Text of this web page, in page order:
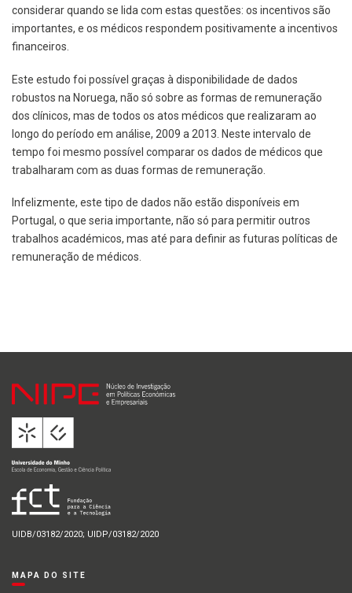
considerar quando se lida com estas questões: os incentivos são
importantes, e os médicos respondem positivamente a incentivos
financeiros.
Este estudo foi possível graças à disponibilidade de dados
robustos na Noruega, não só sobre as formas de remuneração
dos clínicos, mas de todos os atos médicos que realizaram ao
longo do período em análise, 2009 a 2013. Neste intervalo de
tempo foi mesmo possível comparar os dados de médicos que
trabalharam com as duas formas de remuneração.
Infelizmente, este tipo de dados não estão disponíveis em
Portugal, o que seria importante, não só para permitir outros
trabalhos académicos, mas até para definir as futuras políticas de
remuneração de médicos.
UIDB/03182/2020; UIDP/03182/2020
MAPA DO SITE